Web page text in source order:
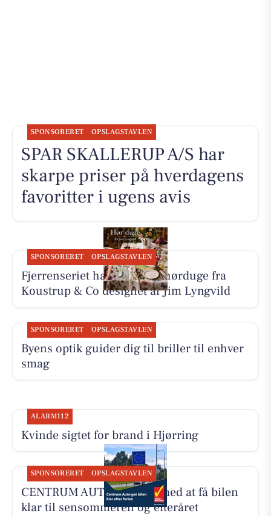
SPONSORERET OPSLAGSTAVLEN
SPAR SKALLERUP A/S har
skarpe priser på hverdagens
favoritter i ugens avis
SPONSORERET OPSLAGSTAVLEN
Fjerrenseriet har tilbud på hørduge fra
Koustrup & Co designet af Jim Lyngvild
SPONSORERET OPSLAGSTAVLEN
Byens optik guider dig til briller til enhver
smag
ALARM112
Kvinde sigtet for brand i Hjørring
SPONSORERET OPSLAGSTAVLEN
CENTRUM AUTO hjælper med at få bilen
klar til sensommeren og efteråret